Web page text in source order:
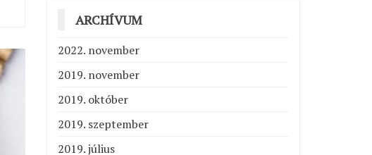
ARCHÍVUM
2022. november
2019. november
2019. október
2019. szeptember
2019. július